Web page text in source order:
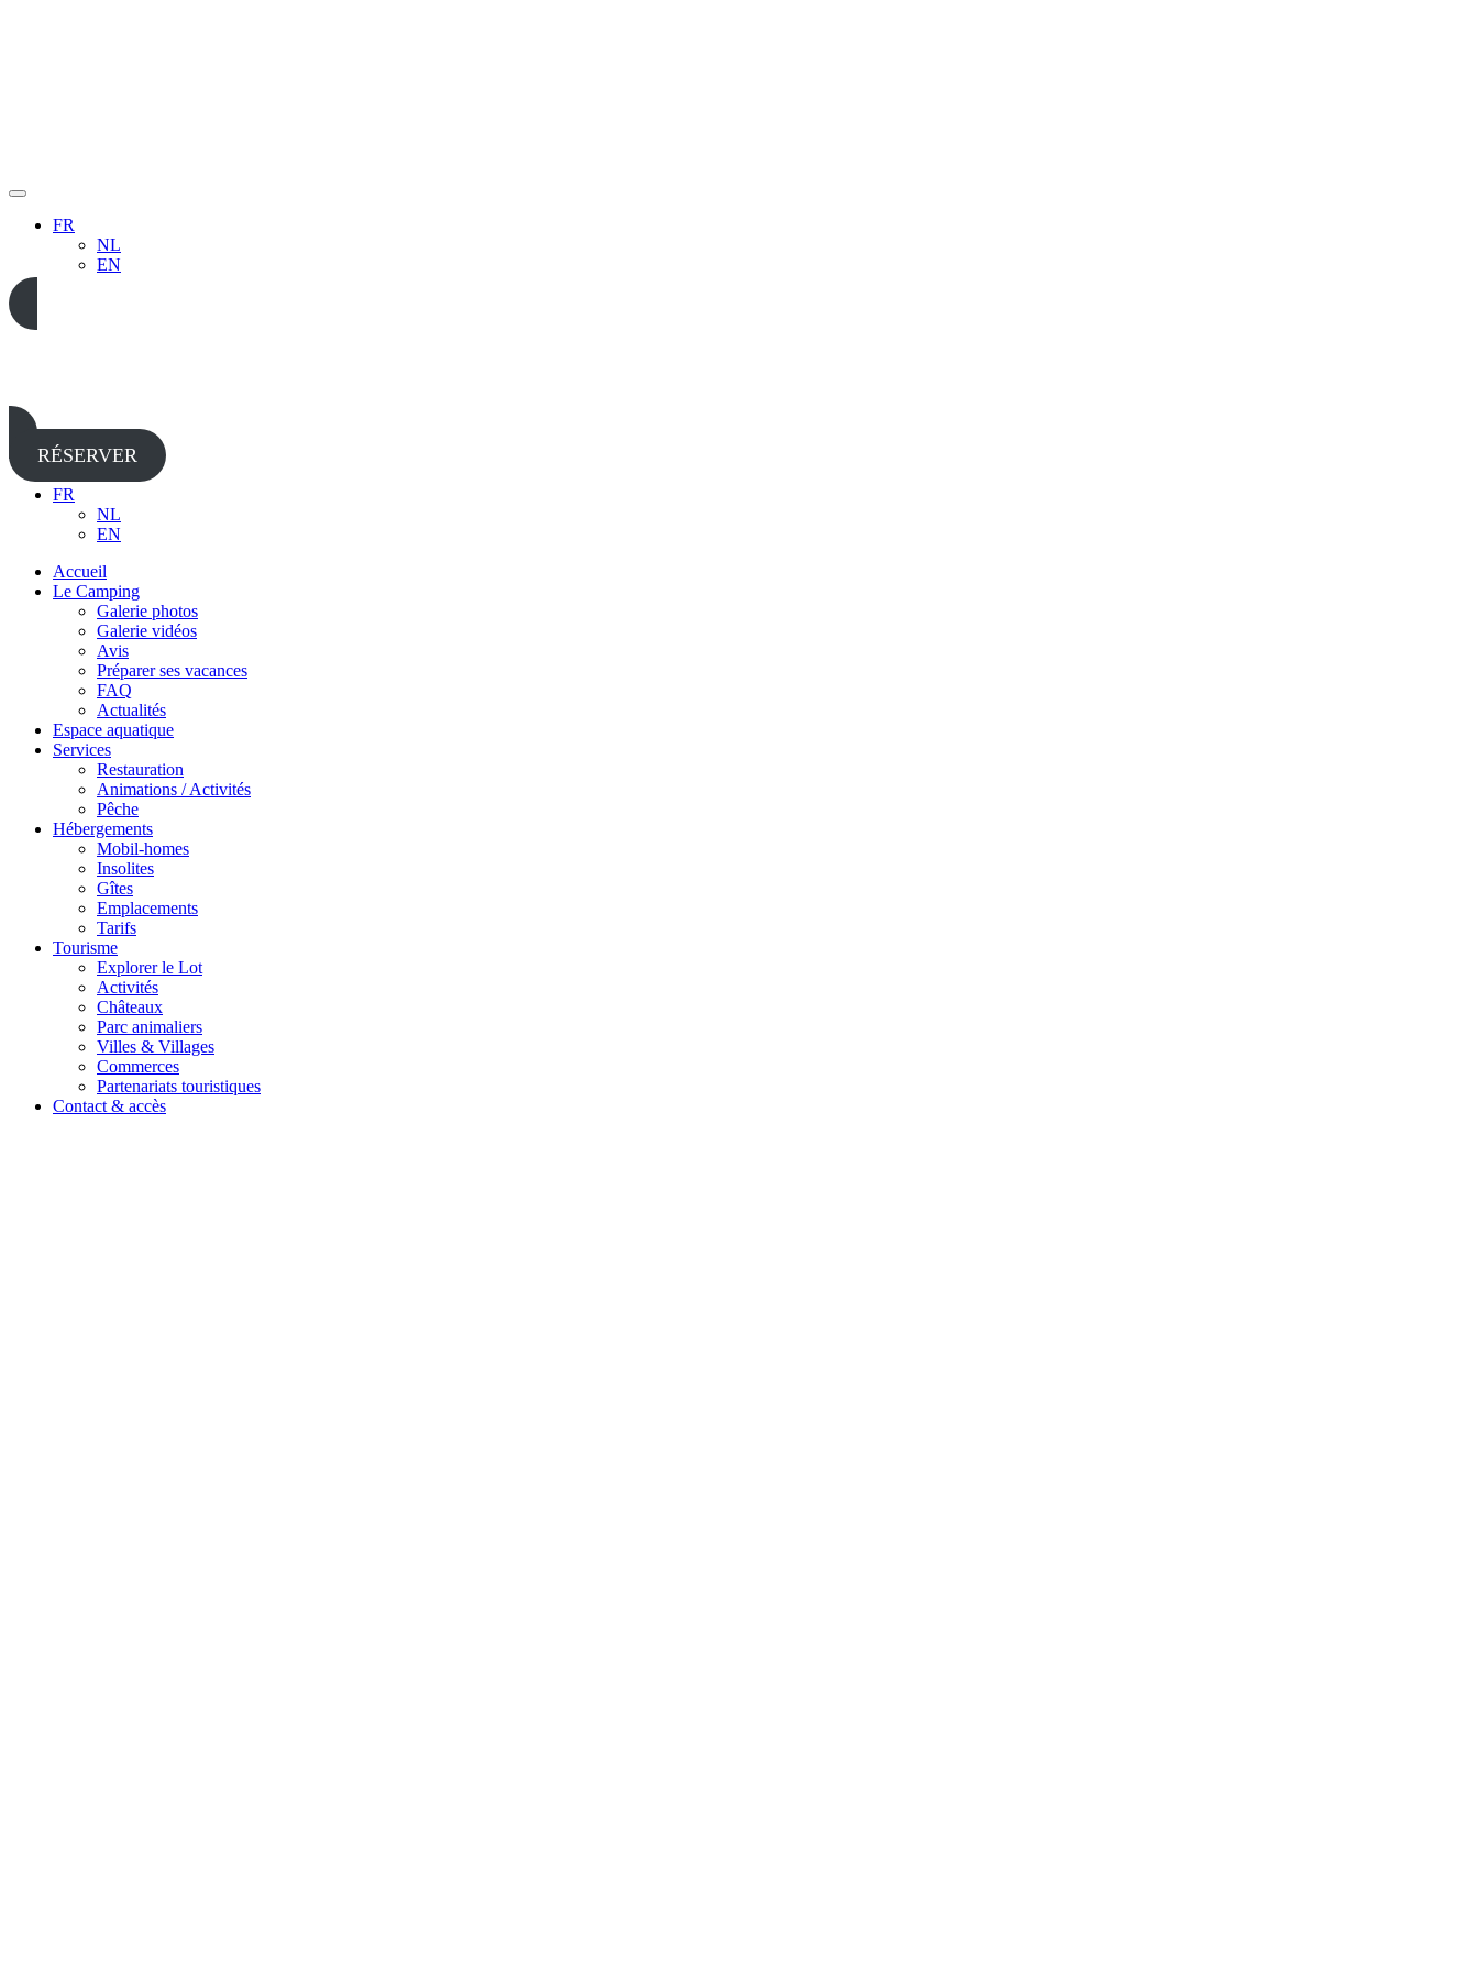
FR
NL
EN
RÉSERVER
FR
NL
EN
Accueil
Le Camping
Galerie photos
Galerie vidéos
Avis
Préparer ses vacances
FAQ
Actualités
Espace aquatique
Services
Restauration
Animations / Activités
Pêche
Hébergements
Mobil-homes
Insolites
Gîtes
Emplacements
Tarifs
Tourisme
Explorer le Lot
Activités
Châteaux
Parc animaliers
Villes & Villages
Commerces
Partenariats touristiques
Contact & accès